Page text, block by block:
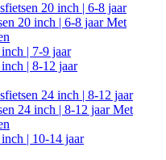
20 inch | 6-8 jaar
20 inch | 6-8 jaar Met
| 7-9 jaar
| 8-12 jaar
24 inch | 8-12 jaar
24 inch | 8-12 jaar Met
| 10-14 jaar